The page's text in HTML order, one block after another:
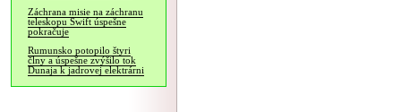
Záchrana misie na záchranu
teleskopu Swift úspešne
pokračuje
Rumunsko potopilo štyri
člny a úspešne zvýšilo tok
Dunaja k jadrovej elektrárni